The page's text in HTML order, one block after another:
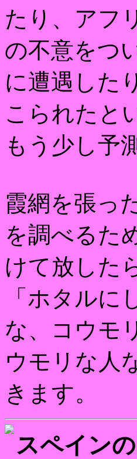
たり、アフ
の不意をつ
に遭遇した
こられたと
もう少し予
霞網を張っ
を調べるた
けて放した
「ホタル
な、コウモ
ウモリな人
きます。
スペイン